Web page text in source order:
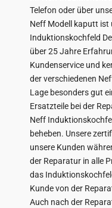
Telefon oder über
Neff Modell kaputt ist
Induktionskochfeld
über 25 Jahre
Kundenservice und
der verschiedenen
Lage besonders gut
Ersatzteile bei der
Neff
beheben. Unsere
unsere Kunden
der Reparatur in alle
das
Kunde von der
Auch nach der